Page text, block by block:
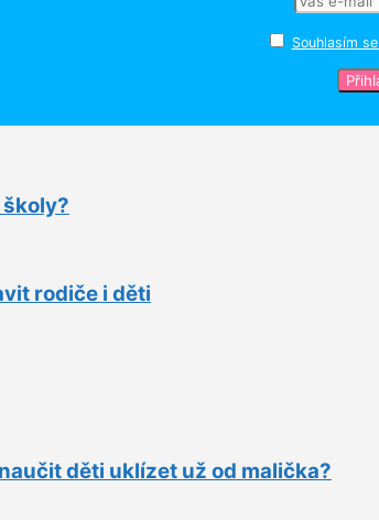
Souhlasím
rodiče i děti
děti uklízet už od malička?